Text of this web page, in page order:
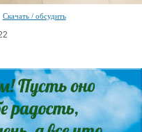
Скачать / обсудить